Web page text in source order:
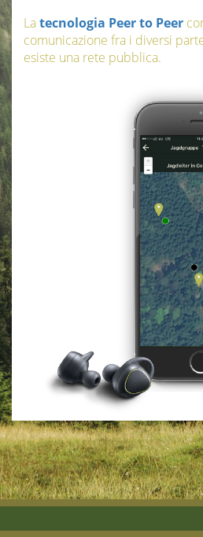
Latecnologia Peer to Peer
comunicazione fra i diversi
esiste una rete pubblica.